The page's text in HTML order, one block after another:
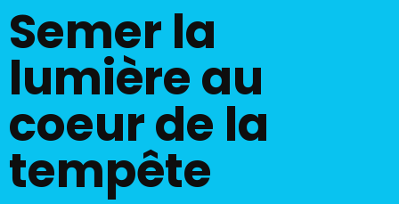
Semer la
lumière au
coeur de la
tempête